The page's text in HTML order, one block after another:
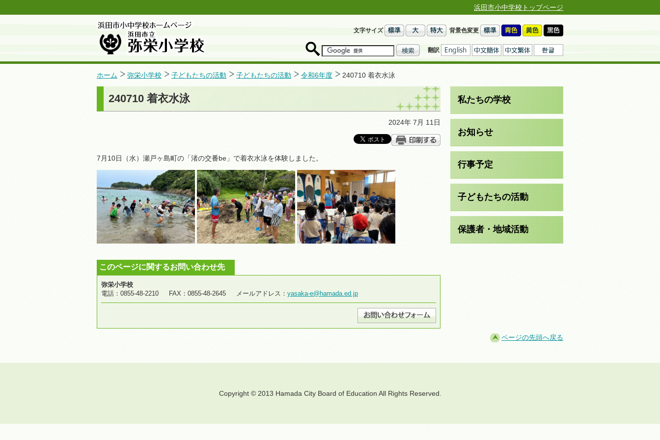
浜田市小中学校トップページ
文字サイズ 背景色変更
翻訳
ホーム 弥栄小学校 子どもたちの活動 子どもたちの活動 令和6年度 240710 着衣水泳
240710 着衣水泳
2024年 7月 11日
7月10日（水）瀬戸ヶ島町の「渚の交番be」で着衣水泳を体験しました。
このページに関するお問い合わせ先
弥栄小学校
電話：0855-48-2210 FAX：0855-48-2645 メールアドレス： yasaka-e@hamada.ed.jp
私たちの学校
お知らせ
行事予定
子どもたちの活動
保護者・地域活動
ページの先頭へ戻る
Copyright © 2013 Hamada City Board of Education All Rights Reserved.